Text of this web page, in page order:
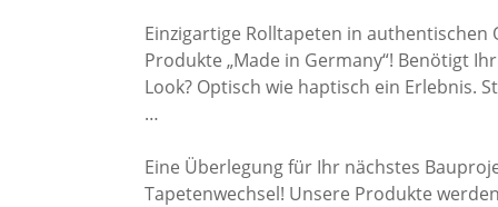
Einzigartige Rolltapeten in authentischen
Produkte „Made in Germany“! Benötigt
Look? Optisch wie haptisch ein Erlebnis.
…
Eine Überlegung für Ihr nächstes
Tapetenwechsel! Unsere Produkte